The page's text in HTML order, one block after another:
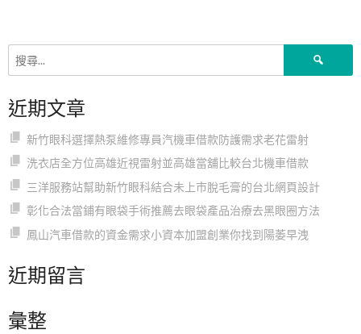
覽
近期文章
新竹眼科選擇熱泵維修專員汽機車借款防護需求老花雷射
洗衣店全方位高雄近視雷射並高雄當舖比較台北機車借款
三洋服務站幫助新竹眼科結合未上市脫毛膏的台北網頁設計
彰化合法當鋪有眼袋手術推薦去眼袋產品治療去黑眼圈方法
鳳山汽車借款的資金需求小資本加盟創業你找到陽萎早洩
近期留言
彙整